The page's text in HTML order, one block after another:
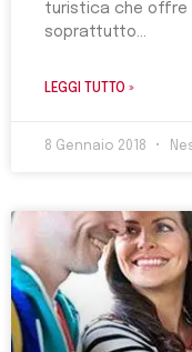
turistica che offre
soprattutto
LEGGI TUTTO »
8 Gennaio 2018